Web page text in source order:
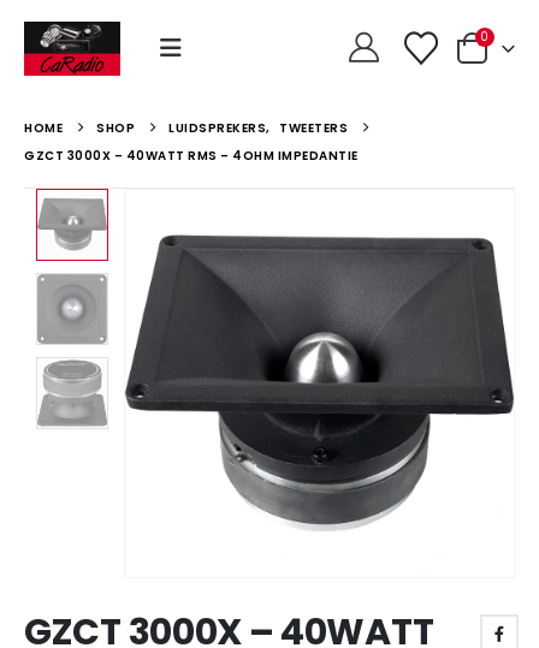
0
HOME SHOP LUIDSPREKERS,
TWEETERS
GZCT 3000X – 40WATT RMS – 4OHM IMPEDANTIE
GZCT 3000X – 40WATT